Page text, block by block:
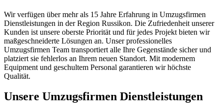
Wir verfügen über mehr als 15 Jahre Erfahrung in Umzugsfirmen
Dienstleistungen in der Region Russikon. Die Zufriedenheit unserer
Kunden ist unsere oberste Priorität und für jedes Projekt bieten wir
maßgeschneiderte Lösungen an. Unser professionelles
Umzugsfirmen Team transportiert alle Ihre Gegenstände sicher und
platziert sie fehlerlos an Ihrem neuen Standort. Mit modernem
Equipment und geschultem Personal garantieren wir höchste
Qualität.
Unsere Umzugsfirmen Dienstleistungen